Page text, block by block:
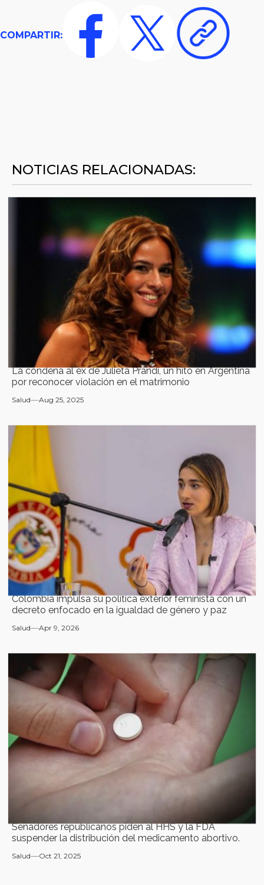
COMPARTIR:
NOTICIAS RELACIONADAS:
La condena al ex de Julieta Prandi, un hito en Argentina
por reconocer violación en el matrimonio
Salud Aug 25, 2025
Colombia impulsa su política exterior feminista con un
decreto enfocado en la igualdad de género y paz
Salud Apr 9, 2026
Senadores republicanos piden al HHS y la FDA
suspender la distribución del medicamento abortivo.
Salud Oct 21, 2025